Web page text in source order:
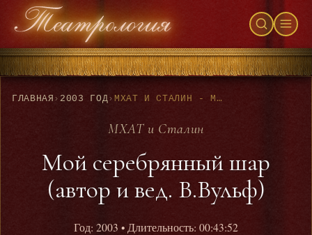
ГЛАВНАЯ › 2003 ГОД› МХАТ И СТАЛИН - МОЙ СЕРЕБРЯННЫЙ ШАР (АВТОР И ВЕД. В.ВУЛЬФ)
МХАТ и Сталин
Мой серебрянный шар
(автор и вед. В.Вульф)
Год: 2003 • Длительность: 00:43:52